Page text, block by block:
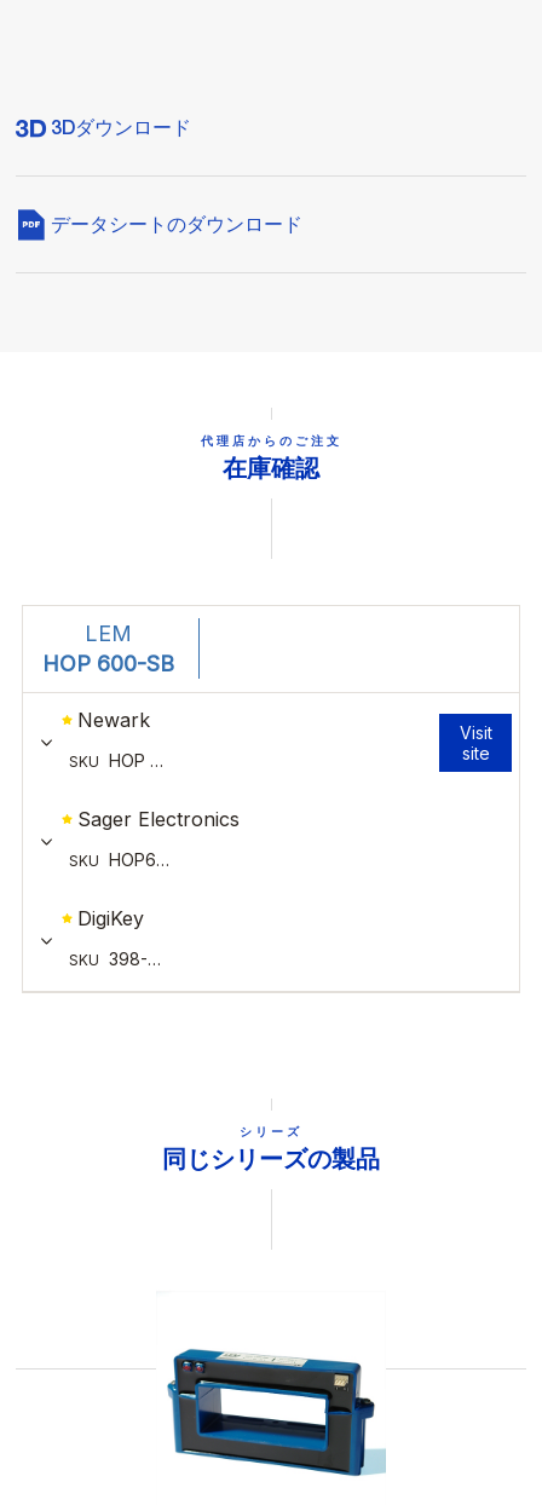
3Dダウンロード
データシートのダウンロード
代理店からのご注文
在庫確認
シリーズ
同じシリーズの製品